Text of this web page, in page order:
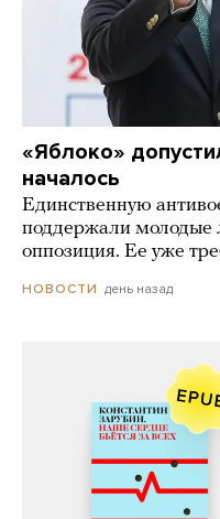
«Яблоко»
началось
Единственную
поддержали молодые
оппозиция. Ее уже
НОВОСТИ день назад